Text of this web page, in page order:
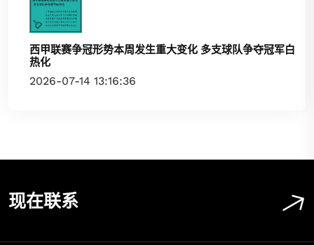
西甲联赛争冠形势本周发生重大变化 多支球队争夺冠军白
热化
2026-07-14 13:16:36
现在联系